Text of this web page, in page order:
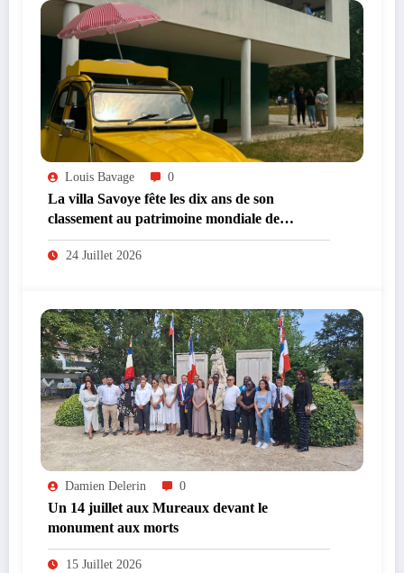
Louis Bavage 0
La villa Savoye fête les dix ans de son
classement au patrimoine mondiale de
l’UNESCO
24 Juillet 2026
Damien Delerin 0
Un 14 juillet aux Mureaux devant le
monument aux morts
15 Juillet 2026